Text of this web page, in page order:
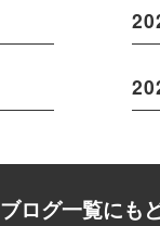
ブログ一覧にも